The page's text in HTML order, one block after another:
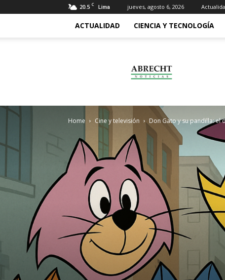
20.5 C Lima jueves, agosto 6, 2026
ACTUALIDAD CIENCIA Y TECNOLOGÍA
Home Cine y televisión Don Gato y su pandilla: el